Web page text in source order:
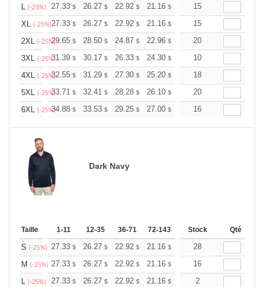
L (-25%) 27.33 $ 26.27 $ 22.92 $ 21.16 $ 20.10$
15
XL (-25%)27.33 $ 26.27 $ 22.92 $ 21.16 $ 20.10$
15
2XL (-25%)29.65 $ 28.50 $ 24.87 $ 22.96 $ 21.81$
20
3XL (-25%)31.39 $ 30.17 $ 26.33 $ 24.30 $ 23.08$
10
4XL (-25%)32.55 $ 31.29 $ 27.30 $ 25.20 $ 23.94$
18
5XL (-25%)33.71 $ 32.41 $ 28.28 $ 26.10 $ 24.80$
20
6XL (-25%)34.88 $ 33.53 $ 29.25 $ 27.00 $ 25.65$
16
Dark Navy
Taille 1-11 12-35 36-71 72-143 144-287 288 +
Stock Qté
S (-25%) 27.33 $ 26.27 $ 22.92 $ 21.16 $ 20.10$
28
M (-25%) 27.33 $ 26.27 $ 22.92 $ 21.16 $ 20.10$
16
L (-25%) 27.33 $ 26.27 $ 22.92 $ 21.16 $ 20.10
2